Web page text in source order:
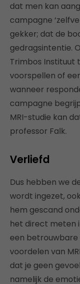
dat men kan
campagne
gekker; dat de
gedragsintentie.
Trimbos Instituut
voorspellen of
wanneer
campagne
MRI-studie kan
professor Falk.
Verliefd
Dus hebben we
wordt ingezet,
hem gescand
het direct meten
een betrouwbare
voordelen van
dat je geen
namelijk de